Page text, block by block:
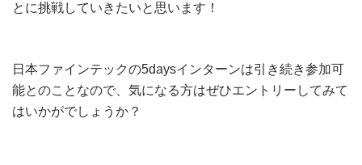
とに挑戦していきたいと思います！
日本ファインテックの5daysインターンは引き続き参加可
能とのことなので、気になる方はぜひエントリーしてみて
はいかがでしょうか？